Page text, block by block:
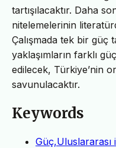
tartışılacaktır. Daha
nitelemelerinin
Çalışmada tek bir güç
yaklaşımların farklı
edilecek, Türkiye’nin
savunulacaktır.
Keywords
Güç,Uluslararası